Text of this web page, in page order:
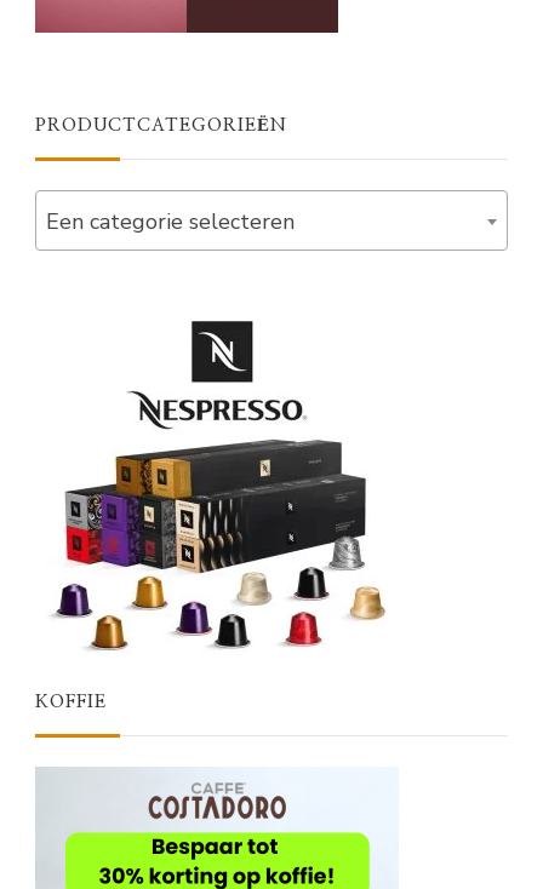
PRODUCTCATEGORIEËN
Een categorie selecteren
KOFFIE